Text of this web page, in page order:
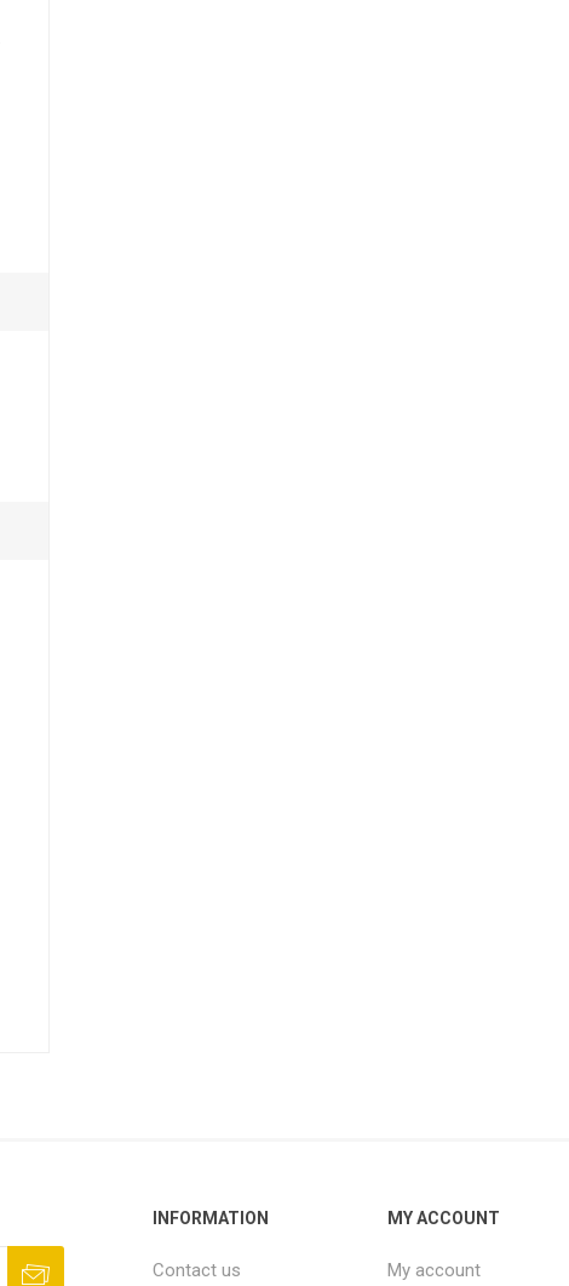
INFORMATION
Contact us
MY ACCOUNT
My account